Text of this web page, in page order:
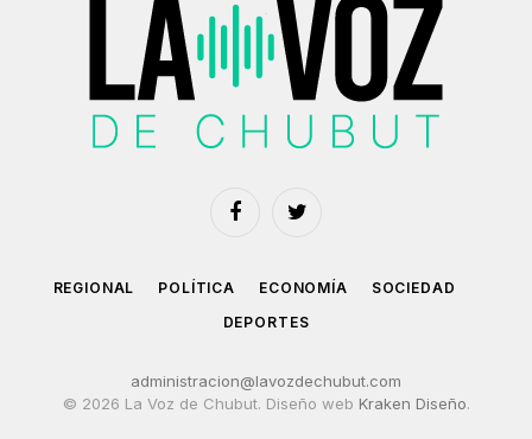
FacebookTwitter
REGIONAL POLÍTICA ECONOMÍA
SOCIEDAD
DEPORTES
administracion@lavozdechubut.com
© 2026 La Voz de Chubut. Diseño web Kraken Diseño.